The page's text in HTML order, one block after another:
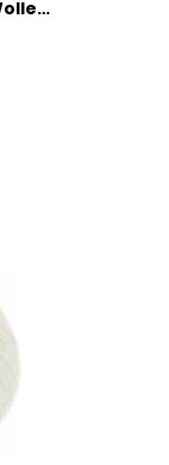
MeriWoolArt® XXL Merino Wolle Garn 100% Schurwolle (4-5cm Stärke), Extra Dicke Filzwolle für Trocken- & Nassfilzen, Armstricken, DIY Decke für Baby & Erwachsene – Hellblau, 25g